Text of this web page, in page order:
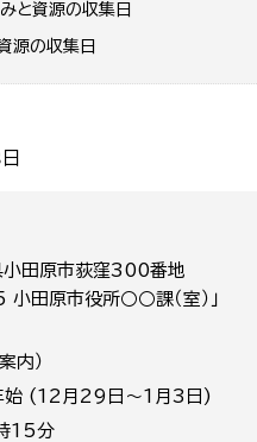
みと資源の収集日
源の収集日
田原市荻窪300番地
田原市役所○○課（室）」
）
始 (12月29日～1月3日)
15分